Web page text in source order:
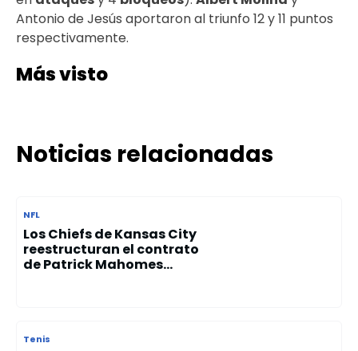
Antonio de Jesús aportaron al triunfo 12 y 11 puntos
respectivamente.
Más visto
Noticias relacionadas
NFL
Los Chiefs de Kansas City
reestructuran el contrato
de Patrick Mahomes...
Tenis